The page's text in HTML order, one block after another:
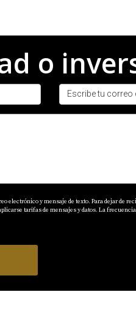
inmobiliario cambia
que busque maximizar
a Parmelia Matos hoy
o
electrónico y mensaje de texto. Para dejar de
tarifas de mensajes y datos. La